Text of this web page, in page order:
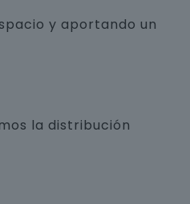
y aportando un
la distribución